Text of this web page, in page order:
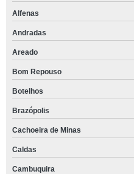
Alfenas
Andradas
Areado
Bom Repouso
Botelhos
Brazópolis
Cachoeira de Minas
Caldas
Cambuquira